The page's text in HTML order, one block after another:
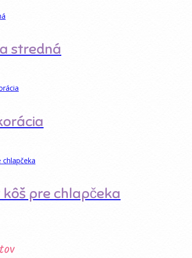
stredná
pre chlapčeka